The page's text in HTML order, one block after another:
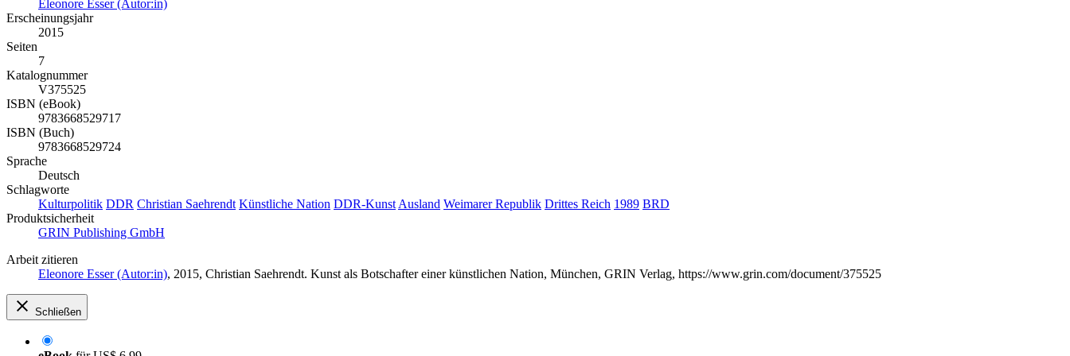
Eleonore Esser (Autor:in)
Erscheinungsjahr
2015
Seiten
7
Katalognummer
V375525
ISBN (eBook)
9783668529717
ISBN (Buch)
9783668529724
Sprache
Deutsch
Schlagworte
Kulturpolitik DDR Christian Saehrendt Künstliche Nation DDR-Kunst Ausland Weimarer Republik Drittes Reich 1989 BRD
Produktsicherheit
GRIN Publishing GmbH
Arbeit zitieren
Eleonore Esser (Autor:in), 2015, Christian Saehrendt. Kunst als Botschafter einer künstlichen Nation, München, GRIN Verlag, https://www.grin.com/document/375525
Schließen